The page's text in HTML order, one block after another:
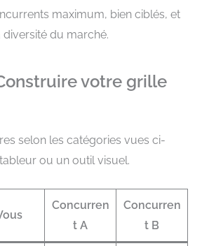
maximum, bien ciblés, et
du marché.
votre grille
selon les catégories vues ci-
ou un outil visuel.
Concurren
t A
Concurren
t B